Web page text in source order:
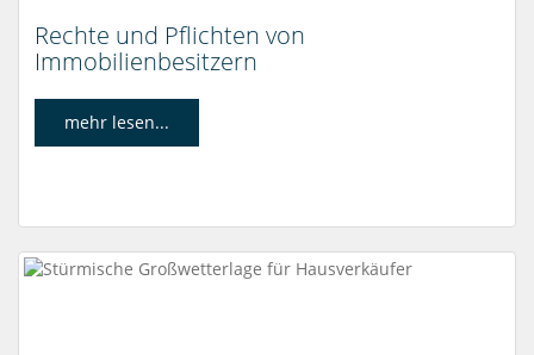
Rechte und Pflichten von
Immobilienbesitzern
mehr lesen...